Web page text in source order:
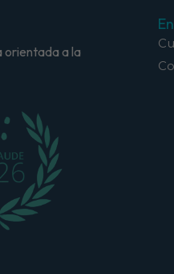
orientada a la